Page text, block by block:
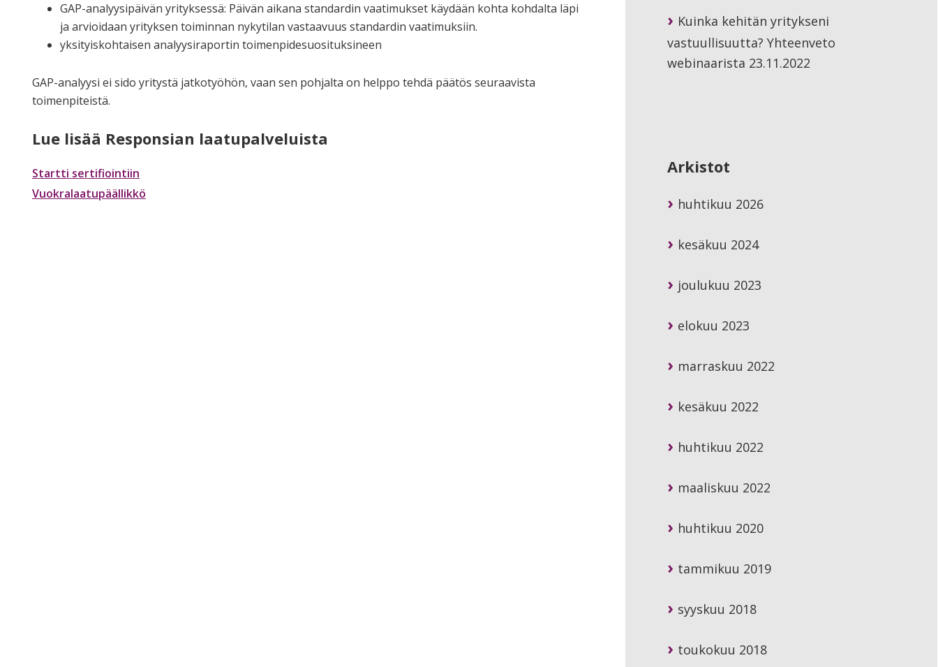
GAP-analyysipäivän yrityksessä: Päivän aikana standardin vaatimukset käydään kohta kohdalta läpi
ja arvioidaan yrityksen toiminnan nykytilan vastaavuus standardin vaatimuksiin.
yksityiskohtaisen analyysiraportin toimenpidesuosituksineen
GAP-analyysi ei sido yritystä jatkotyöhön, vaan sen pohjalta on helppo tehdä päätös seuraavista
toimenpiteistä.
Lue lisää Responsian laatupalveluista
Startti sertifiointiin
Vuokralaatupäällikkö
Kuinka kehitän yritykseni
vastuullisuutta? Yhteenveto
webinaarista 23.11.2022
Arkistot
huhtikuu 2026
kesäkuu 2024
joulukuu 2023
elokuu 2023
marraskuu 2022
kesäkuu 2022
huhtikuu 2022
maaliskuu 2022
huhtikuu 2020
tammikuu 2019
syyskuu 2018
toukokuu 2018